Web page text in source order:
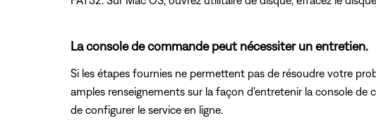
La console de commande peut nécessiter un entretien.
Si les étapes fournies ne permettent pas de résoudre votre
amples renseignements sur la façon d'entretenir la console
de configurer le service en ligne.